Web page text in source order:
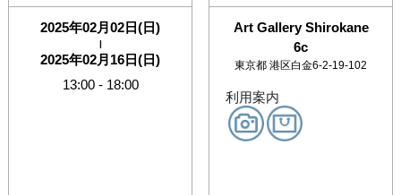
2025年02月02日(日)
|
2025年02月16日(日)
13:00- 18:00
Art Gallery Shirokane
6c
東京都 港区白金6-2-19-102
利用案内